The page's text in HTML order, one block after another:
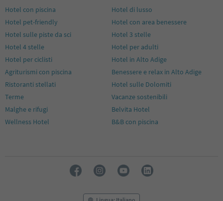
11
12
13
14
16
17
18
19
21
22
Hotel con piscina
Hotel di lusso
Hotel pet-friendly
Hotel con area benessere
Hotel sulle piste da sci
Hotel 3 stelle
Hotel 4 stelle
Hotel per adulti
Hotel per ciclisti
Hotel in Alto Adige
Agriturismi con piscina
Benessere e relax in Alto Adige
Ristoranti stellati
Hotel sulle Dolomiti
Terme
Vacanze sostenibili
Malghe e rifugi
Belvita Hotel
Wellness Hotel
B&B con piscina